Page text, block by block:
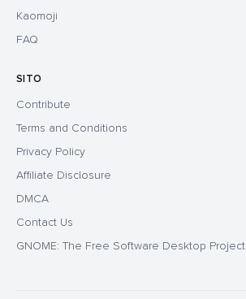
Kaomoji
FAQ
SITO
Contribute
Terms and Conditions
Privacy Policy
Affiliate Disclosure
DMCA
Contact Us
GNOME: The Free Software Desktop Project